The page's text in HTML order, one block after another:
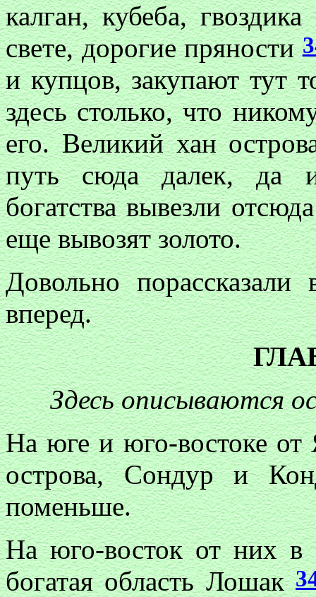
калган, кубеба,
свете, дорогие пряности
и купцов, закупают тут
здесь столько, что
его. Великий хан
путь сюда далек, да
богатства вывезли
еще вывозят золото.
Довольно
вперед.
Здесь описываются
На юге и юго-востоке
острова, Сондур и
поменьше.
На юго-восток от них
богатая область Лошак